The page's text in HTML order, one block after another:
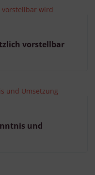
vorstellbar
und